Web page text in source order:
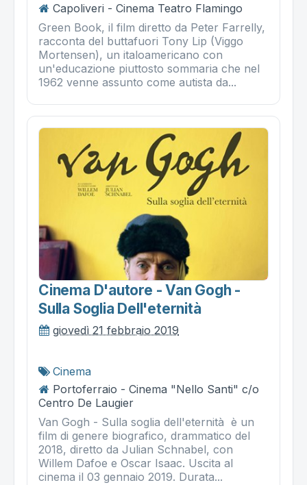
Capoliveri - Cinema Teatro Flamingo
Green Book, il film diretto da Peter Farrelly,
racconta del buttafuori Tony Lip (Viggo
Mortensen), un italoamericano con
un'educazione piuttosto sommaria che nel
1962 venne assunto come autista da...
Cinema D'autore - Van Gogh -
Sulla Soglia Dell'eternità
giovedì 21 febbraio 2019
Cinema
Portoferraio - Cinema "Nello Santi" c/o
Centro De Laugier
Van Gogh - Sulla soglia dell'eternità è un
film di genere biografico, drammatico del
2018, diretto da Julian Schnabel, con
Willem Dafoe e Oscar Isaac. Uscita al
cinema il 03 gennaio 2019. Durata...